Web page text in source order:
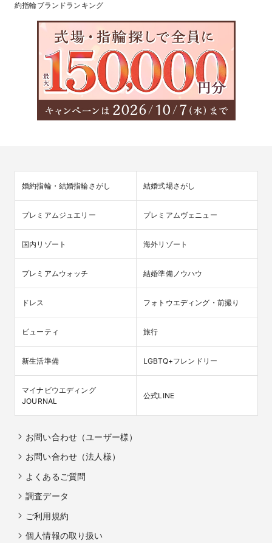
約指輪ブランドランキング
婚約指輪・結婚指輪さがし 結婚式場さがし
プレミアムジュエリー プレミアムヴェニュー
国内リゾート 海外リゾート
プレミアムウォッチ 結婚準備ノウハウ
ドレス フォトウエディング・前撮り
ビューティ 旅行
新生活準備 LGBTQ+フレンドリー
マイナビウエディング
JOURNAL
公式LINE
お問い合わせ（ユーザー様）
お問い合わせ（法人様）
よくあるご質問
調査データ
ご利用規約
個人情報の取り扱い